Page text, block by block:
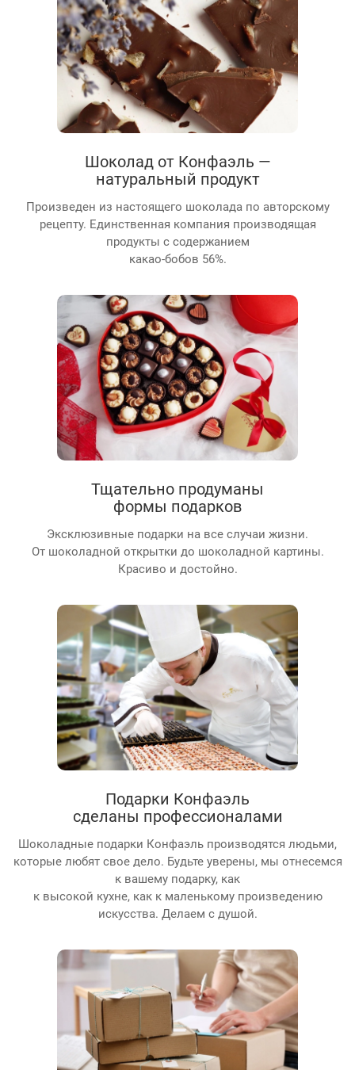
Шоколад от Конфаэль —
натуральный продукт
Произведен из настоящего шоколада по авторскому
рецепту. Единственная компания производящая
продукты с содержанием
какао-бобов 56%.
Тщательно продуманы
формы подарков
Эксклюзивные подарки на все случаи жизни.
От шоколадной открытки до шоколадной картины.
Красиво и достойно.
Подарки Конфаэль
сделаны профессионалами
Шоколадные подарки Конфаэль производятся людьми,
которые любят свое дело. Будьте уверены, мы отнесемся
к вашему подарку, как
к высокой кухне, как к маленькому произведению
искусства. Делаем с душой.